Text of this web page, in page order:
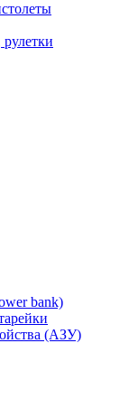
bank)
(АЗУ)